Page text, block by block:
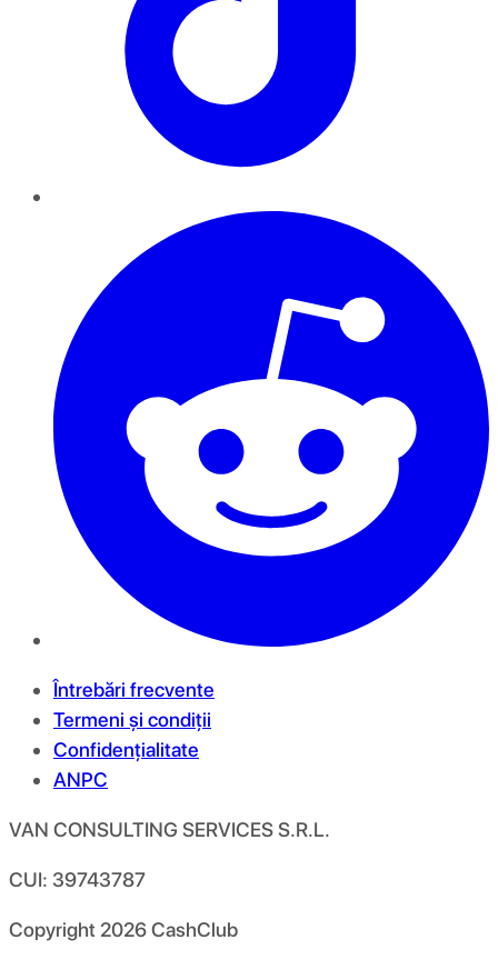
Întrebări frecvente
Termeni și condiții
Confidențialitate
ANPC
VAN CONSULTING SERVICES S.R.L.
CUI: 39743787
Copyright 2026CashClub